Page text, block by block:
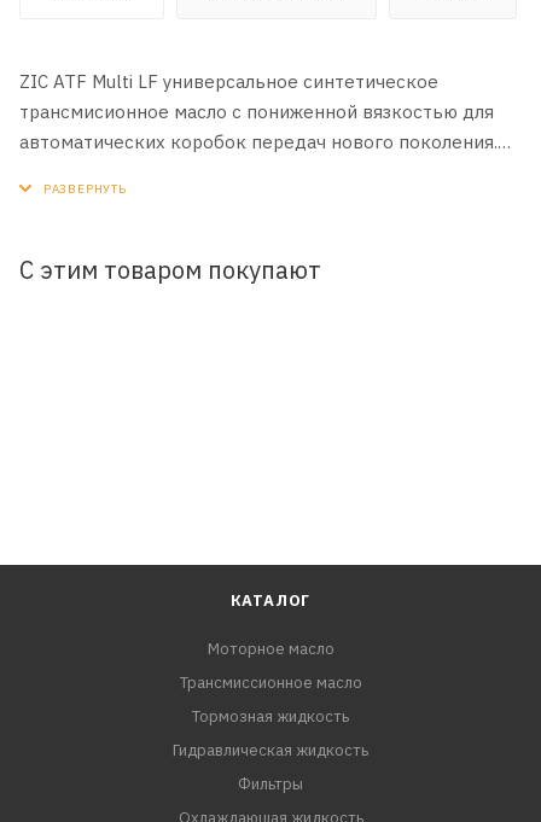
ZIC ATF Multi LF универсальное синтетическое
трансмисионное масло с пониженной вязкостью для
автоматических коробок передач нового поколения.
Mazda ATF-FZ Mitsubishi ATF-J3, ATF-PA, SP-IV Nissan
С этим товаром покупают
КАТАЛОГ
Моторное масло
Трансмиссионное масло
Тормозная жидкость
Гидравлическая жидкость
Фильтры
Охлаждающая жидкость